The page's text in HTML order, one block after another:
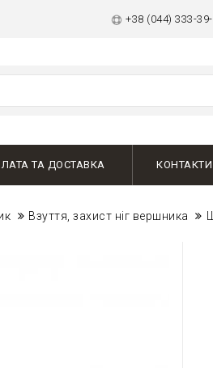
+38 (044) 333-
ТА ДОСТАВКА КОНТАКТИ
Взуття, захист ніг вершника